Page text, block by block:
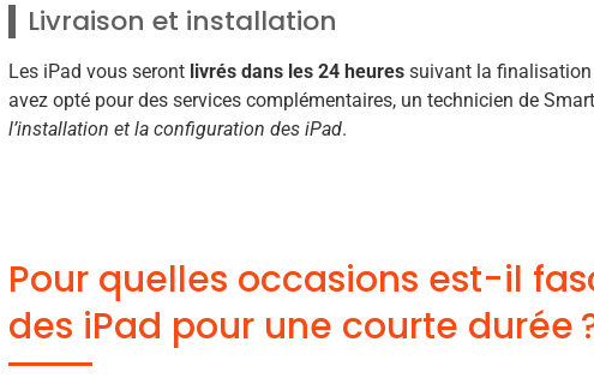
Livraison et installation
Les iPad vous seront livrés dans les 24 heuressuivant la finalisation
avez opté pour des services complémentaires, un technicien de
l’installation et la configuration des iPad.
Pour quelles occasions est-il
des iPad pour une courte durée